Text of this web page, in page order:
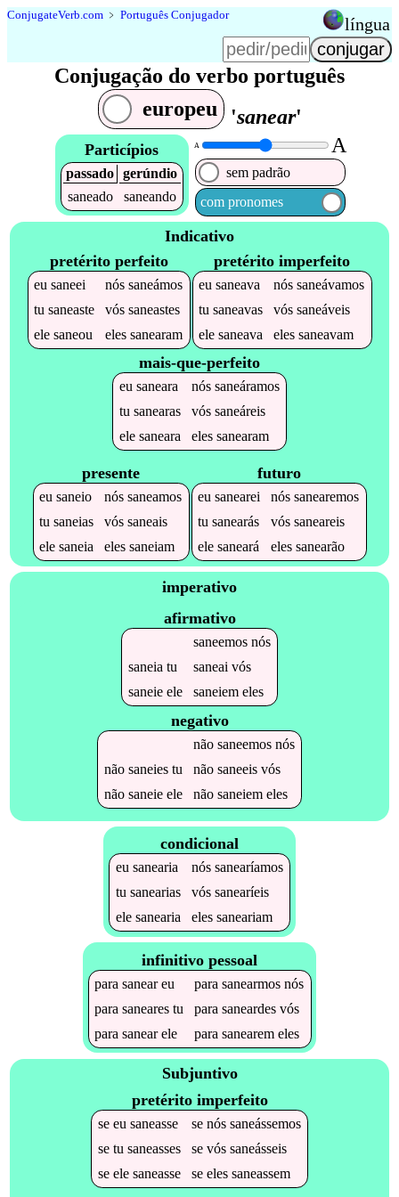
ConjugateVerb.com ﹥ Português Conjugador língua
Conjugação do verbo português
europeu
'sanear'
Particípios
passado gerúndio
saneado
saneando
A A
sem padrão
com pronomes
Indicativo
pretérito perfeito
eusaneei nóssaneámos
tusaneaste vóssaneastes
elesaneou elessanearam
pretérito imperfeito
eusaneava nóssaneávamos
tusaneavas vóssaneáveis
elesaneava elessaneavam
mais-que-perfeito
eu saneara nós saneáramos
tu sanearas vós saneáreis
ele saneara eles sanearam
presente
eusaneio nóssaneamos
tusaneias vóssaneais
elesaneia elessaneiam
futuro
eusanearei nóssanearemos
tusanearás vóssaneareis
elesaneará elessanearão
imperativo
afirmativo
saneemosnós
saneia tu saneai vós
saneieele saneiemeles
negativo
não saneemosnós
não saneiestu não saneeisvós
não saneieele não saneiemeles
condicional
eu sanearia nós sanearíamos
tu sanearias vós sanearíeis
ele sanearia eles saneariam
infinitivo pessoal
parasaneareu parasanearmos nós
parasaneares tu parasaneardes vós
parasanearele parasanearem eles
Subjuntivo
pretérito imperfeito
se eu saneasse se nós saneássemos
se tu saneasses se vós saneásseis
se ele saneasse se eles saneassem